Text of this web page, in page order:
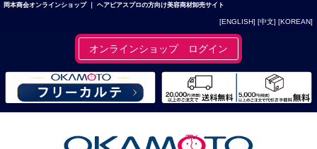
岡本商会オンラインショップ ｜ ヘアピアスプロの方向け美容商材卸売サイト
[ENGLISH] [中文] [KOREAN]
オンラインショップ ログイン